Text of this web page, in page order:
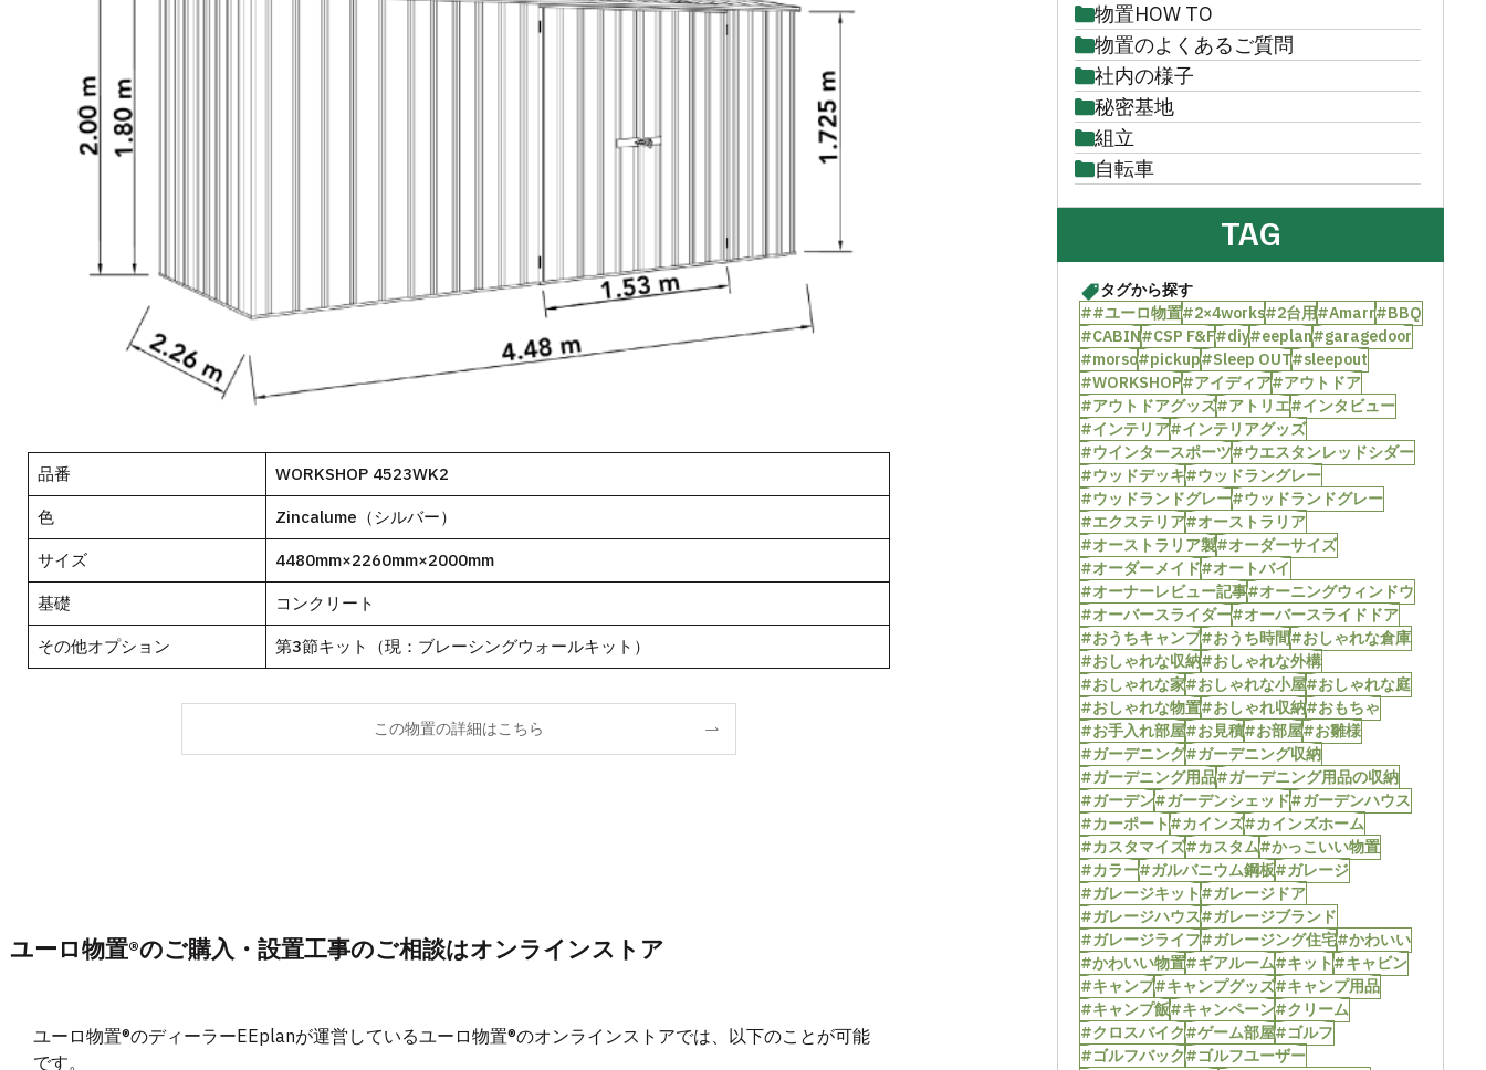
品番 WORKSHOP 4523WK2
色 Zincalume（シルバー）
サイズ 4480mm×2260mm×2000mm
基礎 コンクリート
その他オプション 第3節キット（現：ブレーシングウォールキット）
この物置の詳細はこちら
ユーロ物置®のご購入・設置工事のご相談はオンラインストア
ユーロ物置®のディーラーEEplanが運営しているユーロ物置®のオンラインストアでは、以下のことが可能
です。
物置HOW TO
物置のよくあるご質問
社内の様子
秘密基地
組立
自転車
TAG
タグから探す
##ユーロ物置#2×4works#2台用#Amarr#BBQ
#CABIN#CSP F&F#diy#eeplan#garagedoor
#morso#pickup#Sleep OUT#sleepout
#WORKSHOP#アイディア#アウトドア
#アウトドアグッズ#アトリエ#インタビュー
#インテリア#インテリアグッズ
#ウインタースポーツ#ウエスタンレッドシダー
#ウッドデッキ#ウッドラングレー
#ウッドランドグレー#ウッドランドグレー
#エクステリア#オーストラリア
#オーストラリア製#オーダーサイズ
#オーダーメイド#オートバイ
#オーナーレビュー記事#オーニングウィンドウ
#オーバースライダー#オーバースライドドア
#おうちキャンプ#おうち時間#おしゃれな倉庫
#おしゃれな収納#おしゃれな外構
#おしゃれな家#おしゃれな小屋#おしゃれな庭
#おしゃれな物置#おしゃれ収納#おもちゃ
#お手入れ部屋#お見積#お部屋#お雛様
#ガーデニング#ガーデニング収納
#ガーデニング用品#ガーデニング用品の収納
#ガーデン#ガーデンシェッド#ガーデンハウス
#カーポート#カインズ#カインズホーム
#カスタマイズ#カスタム#かっこいい物置
#カラー#ガルバニウム鋼板#ガレージ
#ガレージキット#ガレージドア
#ガレージハウス#ガレージブランド
#ガレージライフ#ガレージング住宅#かわいい
#かわいい物置#ギアルーム#キット#キャビン
#キャンプ#キャンプグッズ#キャンプ用品
#キャンプ飯#キャンペーン#クリーム
#クロスバイク#ゲーム部屋#ゴルフ
#ゴルフバック#ゴルフユーザー